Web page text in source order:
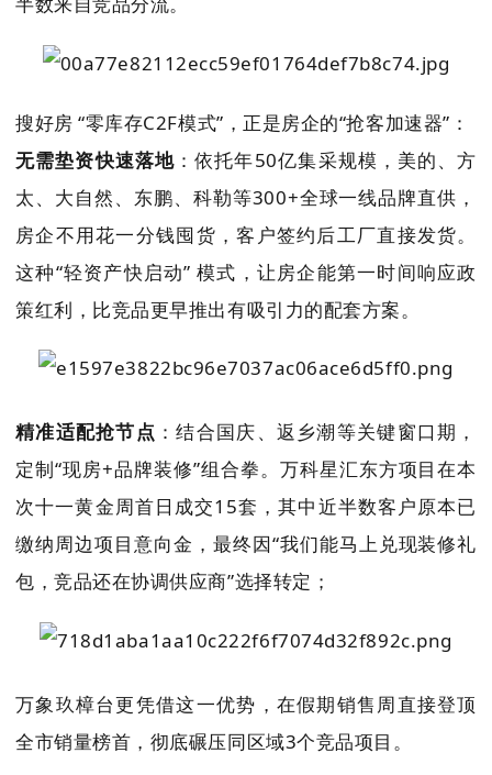
搜好房 “零库存C2F模式”，正是房企的“抢客加速器”：
无需垫资快速落地 ：依托年50亿集采规模，美的、方
太、大自然、东鹏、科勒等300+全球一线品牌直供，
房企不用花一分钱囤货，客户签约后工厂直接发货。
这种“轻资产快启动” 模式，让房企能第一时间响应政
策红利，比竞品更早推出有吸引力的配套方案。
精准适配抢节点 ：结合国庆、返乡潮等关键窗口期，
定制“现房+品牌装修”组合拳。万科星汇东方项目在本
次十一黄金周首日成交15套，其中近半数客户原本已
缴纳周边项目意向金，最终因“我们能马上兑现装修礼
包，竞品还在协调供应商”选择转定；
万象玖樟台更凭借这一优势，在假期销售周直接登顶
全市销量榜首，彻底碾压同区域3个竞品项目。